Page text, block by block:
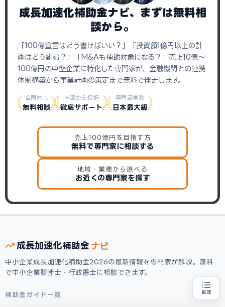
目次
売上100億円を目指す方
成長加速化補助金ナビ、まずは無料相
談から。
「100億宣言はどう書けばいい？」「投資額1億円以上の計
画はどう組む？」「M&Aも補助対象になる？」売上10億〜
100億円の中堅企業に特化した専門家が、金融機関との連携
体制構築から事業計画の策定まで無料で伴走します。
全国対応
無料相談
申請から採択
徹底サポート
専門記事数
日本最大級
売上100億円を目指す方
無料で専門家に相談する
地域・業種から選べる
お近くの専門家を探す
成長加速化補助金 ナビ
中小企業成長加速化補助金2026の最新情報を専門家が解説。無料
で中小企業診断士・行政書士に相談できます。
補助金ガイド一覧